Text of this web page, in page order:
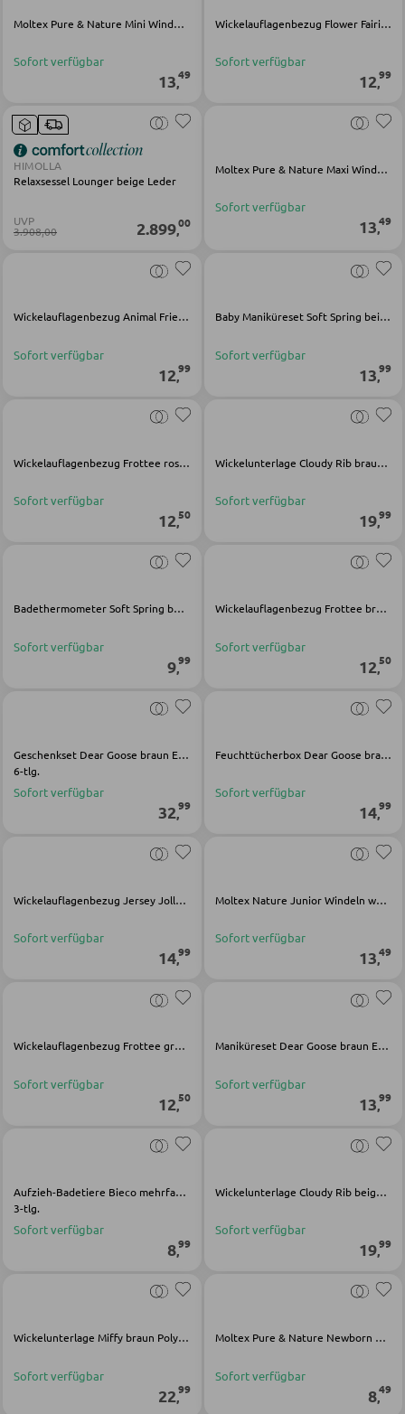
Bartische
Servierwagen
Barstühle und Hocker
TISCHE
Esstische
STÜHLE
BÄNKE
Sitzbänke
Tisch- und Eckbankgruppen
Badezimmerschränke
Badezimmerspiegel
Badaccessoires
GARDEROBEN
Garderobenspiegel
Kleiderhaken
Herrendiener
Garderobenständer
Garderobenschränke
Garderobenserien
Schlüsselboards und Kästen
Schirmständer
Schuhkipper
Moltex Pure & Nature Mini Windeln weiß Textil
Sofort verfügbar
13,49
Wickelauflagenbezug Flower Fairies mehrfarbig Baumwolle
Sofort verfügbar
12,99
HIMOLLA
Relaxsessel Lounger beige Leder
UVP
3.908,00 2.899,00
Moltex Pure & Nature Maxi Windeln weiß Textil
Sofort verfügbar
13,49
Wickelauflagenbezug Animal Friends mehrfarbig Baumwolle
Sofort verfügbar
12,99
Baby Maniküreset Soft Spring beige Edelstahl Polypropylen
Sofort verfügbar
13,99
Wickelauflagenbezug Frottee rosa Baumwolle
Sofort verfügbar
12,50
Wickelunterlage Cloudy Rib braun Polyester
Sofort verfügbar
19,99
Badethermometer Soft Spring beige Polypropylen
Sofort verfügbar
9,99
Wickelauflagenbezug Frottee braun Baumwolle
Sofort verfügbar
12,50
Geschenkset Dear Goose braun Edelstahl Polypropylen
6-tlg.
Sofort verfügbar
32,99
Feuchttücherbox Dear Goose braun Polypropylen
Sofort verfügbar
14,99
Wickelauflagenbezug Jersey Jollein mehrfarbig Baumwolle
Sofort verfügbar
14,99
Moltex Nature Junior Windeln weiß Textil
Sofort verfügbar
13,49
Wickelauflagenbezug Frottee grün Baumwolle
Sofort verfügbar
12,50
Maniküreset Dear Goose braun Edelstahl Polypropylen
Sofort verfügbar
13,99
Aufzieh-Badetiere Bieco mehrfarbig Kunststoff
3-tlg.
Sofort verfügbar
8,99
Wickelunterlage Cloudy Rib beige Polyester
Sofort verfügbar
19,99
Wickelunterlage Miffy braun Polyester
Sofort verfügbar
2299
Moltex Pure & Nature Newborn Windel weiß Textil
Sofort verfügbar
8,49